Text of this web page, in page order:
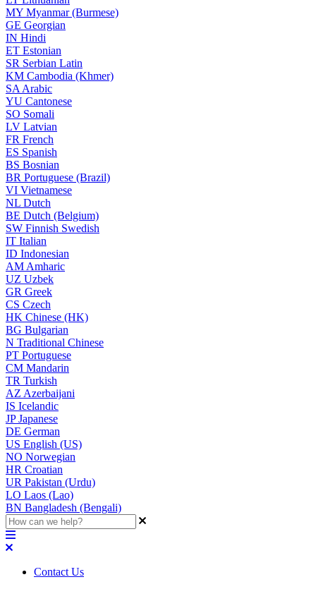
MY Myanmar (Burmese)
GE Georgian
IN Hindi
ET Estonian
SR Serbian Latin
KM Cambodia (Khmer)
SA Arabic
YU Cantonese
SO Somali
LV Latvian
FR French
ES Spanish
BS Bosnian
BR Portuguese (Brazil)
VI Vietnamese
NL Dutch
BE Dutch (Belgium)
SW Finnish Swedish
IT Italian
ID Indonesian
AM Amharic
UZ Uzbek
GR Greek
CS Czech
HK Chinese (HK)
BG Bulgarian
N Traditional Chinese
PT Portuguese
CM Mandarin
TR Turkish
AZ Azerbaijani
IS Icelandic
JPJapanese
DE German
US English (US)
NO Norwegian
HR Croatian
UR Pakistan (Urdu)
LO Laos (Lao)
BN Bangladesh (Bengali)
Contact Us